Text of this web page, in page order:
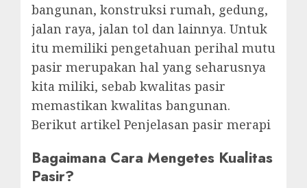
bangunan, konstruksi rumah, gedung,
jalan raya, jalan tol dan lainnya. Untuk
itu memiliki pengetahuan perihal mutu
pasir merupakan hal yang seharusnya
kita miliki, sebab kwalitas pasir
memastikan kwalitas bangunan.
Berikut artikel Penjelasan pasir merapi
Bagaimana Cara Mengetes Kualitas
Pasir?